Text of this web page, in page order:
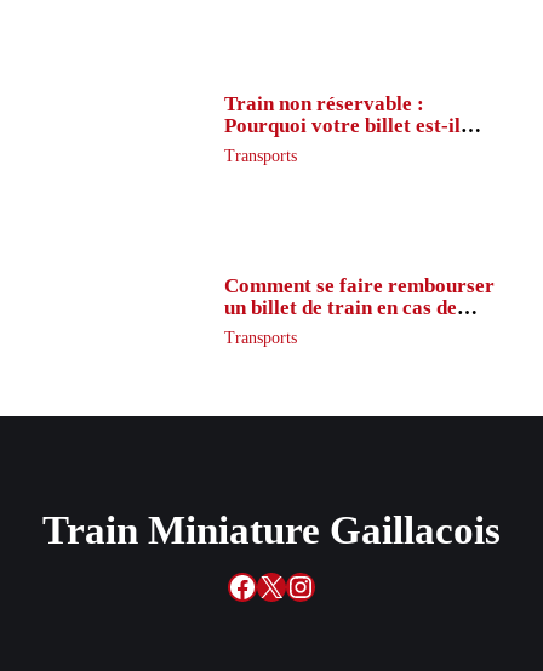
Train non réservable :
Pourquoi votre billet est-il
inaccessible ?
Transports
Comment se faire rembourser
un billet de train en cas de
retard ?
Transports
Train Miniature Gaillacois
Facebook
X Instagram